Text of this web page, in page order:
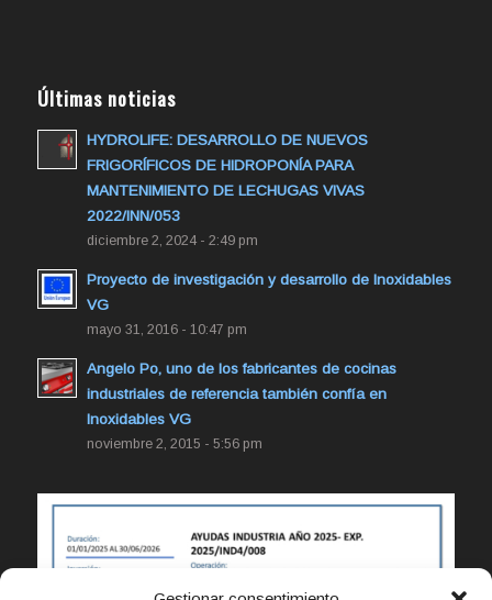
Últimas noticias
HYDROLIFE: DESARROLLO DE NUEVOS
FRIGORÍFICOS DE HIDROPONÍA PARA
MANTENIMIENTO DE LECHUGAS VIVAS
2022/INN/053
diciembre 2, 2024 - 2:49 pm
Proyecto de investigación y desarrollo de Inoxidables
VG
mayo 31, 2016 - 10:47 pm
Angelo Po, uno de los fabricantes de cocinas
industriales de referencia también confía en
Inoxidables VG
noviembre 2, 2015 - 5:56 pm